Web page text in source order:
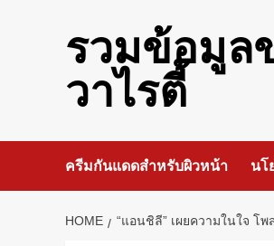
รวมข้อมูล
วาไรตี้
ครีมกันแดดสำหรับผิวหน้า นโ
HOME “แอนชิลี” เผยความในใจ โ